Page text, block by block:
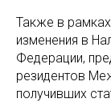
Также в
изменения в
Федерации,
резидентов
получивших